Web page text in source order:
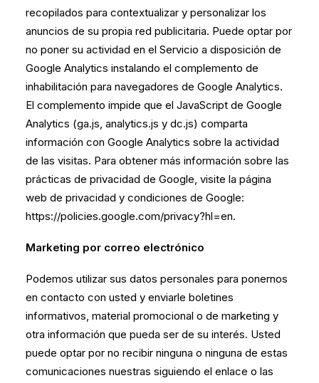
recopilados para contextualizar y personalizar los
anuncios de su propia red publicitaria. Puede optar por
no poner su actividad en el Servicio a disposición de
Google Analytics instalando el complemento de
inhabilitación para navegadores de Google Analytics.
El complemento impide que el JavaScript de Google
Analytics (ga.js, analytics.js y dc.js) comparta
información con Google Analytics sobre la actividad
de las visitas. Para obtener más información sobre las
prácticas de privacidad de Google, visite la página
web de privacidad y condiciones de Google:
https://policies.google.com/privacy?hl=en.
Marketing por correo electrónico
Podemos utilizar sus datos personales para ponernos
en contacto con usted y enviarle boletines
informativos, material promocional o de marketing y
otra información que pueda ser de su interés. Usted
puede optar por no recibir ninguna o ninguna de estas
comunicaciones nuestras siguiendo el enlace o las